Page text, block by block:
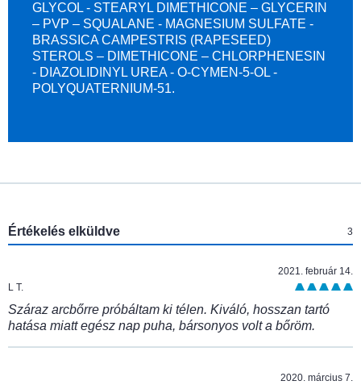
GLYCOL - STEARYL DIMETHICONE – GLYCERIN
– PVP – SQUALANE - MAGNESIUM SULFATE -
BRASSICA CAMPESTRIS (RAPESEED)
STEROLS – DIMETHICONE – CHLORPHENESIN
- DIAZOLIDINYL UREA - O-CYMEN-5-OL -
POLYQUATERNIUM-51.
Értékelés elküldve: 3
L T.
2021. február 14.
Száraz arcbőrre próbáltam ki télen. Kiváló, hosszan tartó
hatása miatt egész nap puha, bársonyos volt a bőröm.
2020. március 7.